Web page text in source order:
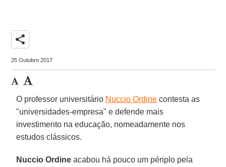
share
25 Outubro 2017
O professor universitário Nuccio Ordine contesta as
"universidades-empresa" e defende mais
investimento na educação, nomeadamente nos
estudos clássicos.
Nuccio Ordine acabou há pouco um périplo pela